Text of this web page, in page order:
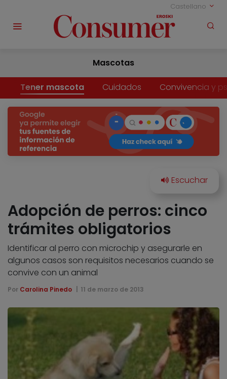
Castellano
Mascotas
Tener mascota Cuidados Convivencia y
Adopción de perros: cinco
trámites obligatorios
Identificar al perro con microchip y asegurarle en
algunos casos son requisitos necesarios cuando se
convive con un animal
Por Carolina Pinedo 11 de marzo de 2013